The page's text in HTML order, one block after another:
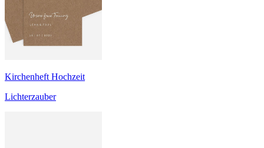
Kirchenheft Hochzeit
Lichterzauber